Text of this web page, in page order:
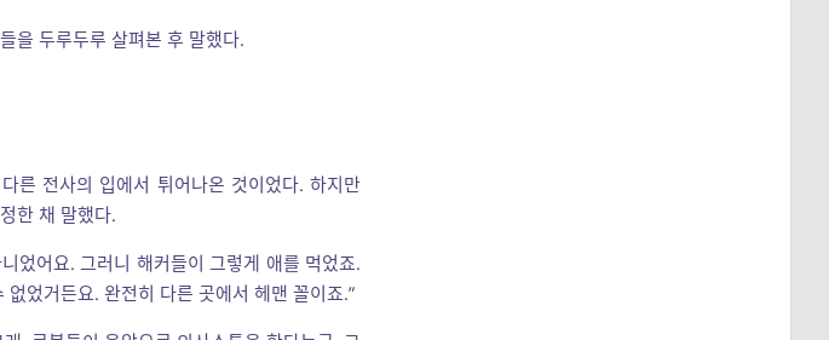
을 두루두루 살펴본 후 말했다.
른 전사의 입에서 튀어나온 것이었다. 하지만
한 채 말했다.
었어요. 그러니 해커들이 그렇게 애를 먹었죠.
었거든요. 완전히 다른 곳에서 헤맨 꼴이죠.”